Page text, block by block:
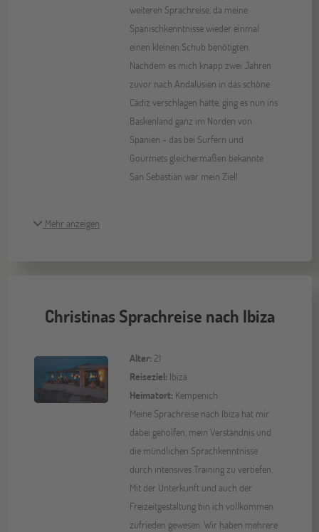
weiteren Sprachreise, da meine
Spanischkenntnisse wieder einmal
einen kleinen Schub benötigten.
Nachdem es mich knapp zwei Jahren
zuvor nach Andalusien in das schöne
Cádiz verschlagen hatte, ging es nun ins
Baskenland ganz im Norden von
Spanien - das bei Surfern und
Gourmets gleichermaßen bekannte
San Sebastián war mein Ziel!
Mehr anzeigen
Christinas Sprachreise nach Ibiza
Alter: 21
Reiseziel: Ibiza
Heimatort: Kempenich
Meine Sprachreise nach Ibiza hat mir
dabei geholfen, mein Verständnis und
die mündlichen Sprachkenntnisse
durch intensives Training zu vertiefen.
Mit der Unterkunft und auch der
Freizeitgestaltung bin ich vollkommen
zufrieden gewesen. Wir haben mehrere